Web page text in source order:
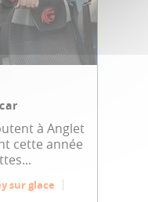
à Anglet
cette année
sur glace